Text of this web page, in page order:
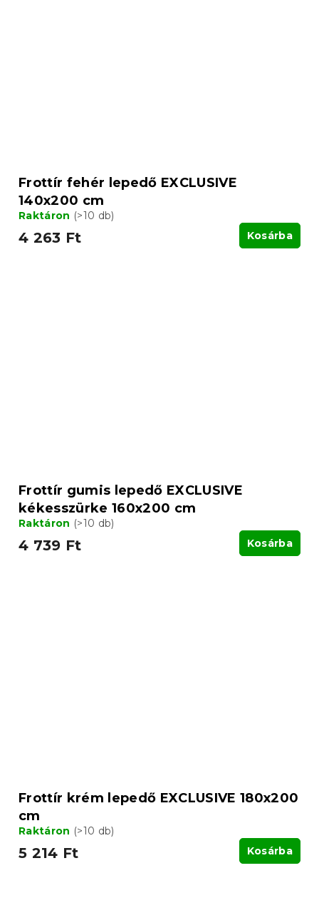
Frottír fehér lepedő EXCLUSIVE
140x200 cm
Raktáron (>10 db)
4 263 Ft Kosárba
Frottír gumis lepedő EXCLUSIVE
kékesszürke 160x200 cm
Raktáron (>10 db)
4 739 Ft Kosárba
Frottír krém lepedő EXCLUSIVE 180x200
cm
Raktáron (>10 db)
5 214 Ft Kosárba